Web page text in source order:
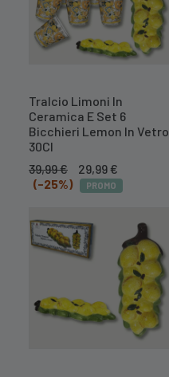
Tralcio Limoni In
Ceramica E Set 6
Bicchieri Lemon In Vetro
30Cl
39,99€
Il
prezzo
originale
39,99 €.
29,99€
29,99 €.
(-25%) PROMO